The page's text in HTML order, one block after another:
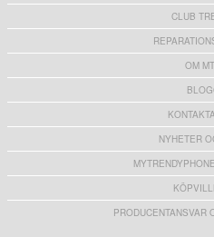
CLUB
OM
NYHETER
PRODUCENTANSVAR